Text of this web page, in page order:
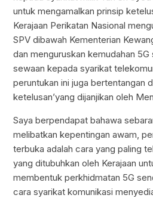
untuk mengamalkan prinsip
Kerajaan Perikatan Nasional
SPV dibawah Kementerian
dan menguruskan kemudahan
sewaan kepada syarikat
peruntukan ini juga bertentangan
ketelusan’yang dijanjikan oleh
Saya berpendapat bahawa
melibatkan kepentingan awam,
terbuka adalah cara yang paling
yang ditubuhkan oleh Kerajaan
membentuk perkhidmatan 5G
cara syarikat komunikasi